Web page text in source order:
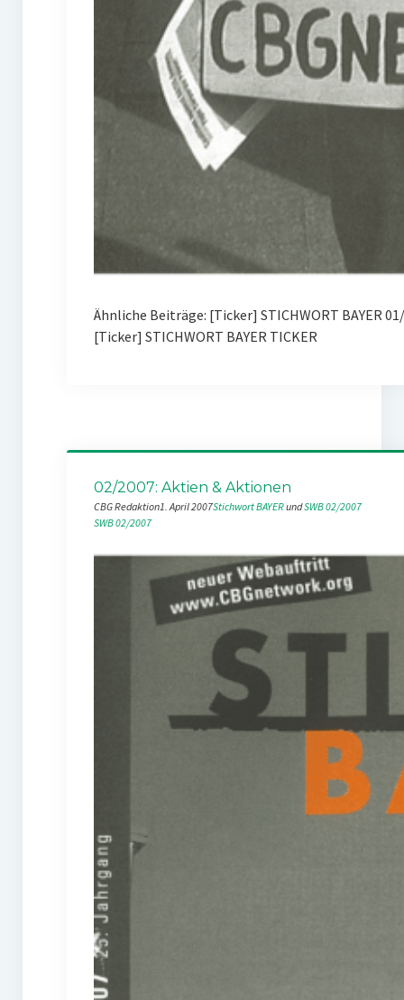
Ähnliche Beiträge: [Ticker] STICHWORT BAYER
[Ticker] STICHWORT BAYER TICKER
02/2007: Aktien & Aktionen
CBG Redaktion1. April 2007Stichwort BAYER und SWB 02/2007
SWB 02/2007